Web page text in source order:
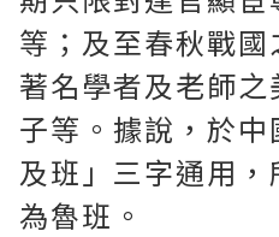
等；及至春秋戰
著名學者及老師
子等。據說，於
及班」三字通用
為魯班。